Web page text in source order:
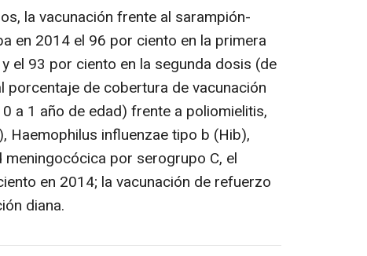
la vacunación frente al sarampión-
en 2014 el 96 por ciento en la primera
el 93 por ciento en la segunda dosis (de
porcentaje de cobertura de vacunación
a 1 año de edad) frente a poliomielitis,
influenzae tipo b (Hib),
por serogrupo C, el
en 2014; la vacunación de refuerzo
diana.